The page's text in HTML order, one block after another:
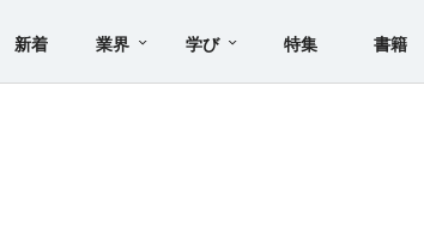
新着 業界 学び 特集 書籍